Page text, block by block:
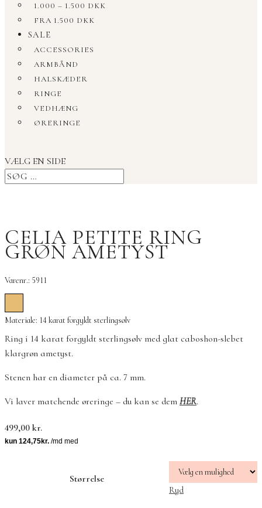
1.000 – 1.500 DKK
FRA 1.500 DKK
SALE
ACCESSORIES
ARMBÅND
HALSKÆDER
RINGE
VEDHÆNG
ØRERINGE
VÆLG EN SIDE
CELIA PETITE RING
GRØN AMETYST
Varenr.: 5911
Materiale: 14 karat forgyldt sterlingsølv
Ring i 14 karat forgyldt sterlingsølv med glat caboshon-slebet
klargrøn ametyst.
Stenen har en diameter på ca. 7 mm.
Vi laver matchende øreringe – du kan se dem HER.
499,00 kr.
Størrelse
Ryd